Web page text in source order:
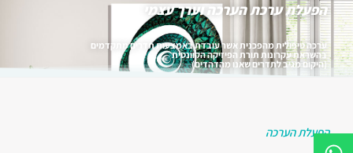
הפעלת ערכת הערכה וערך עצמי
ערכה טיפולית מהפכנית אשר עובדת באמצעות תדרים מתקדמים
בהשראת עקרונות תורת הפיזיקה הקוונטית
(היקום מגיב לתדרים שאנו מהדהדים)
הפעלת הערכה